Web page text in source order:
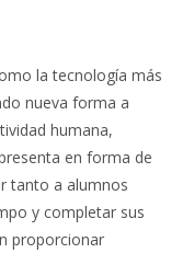
la tecnología más
nueva forma a
humana,
en forma de
tanto a alumnos
y completar sus
proporcionar